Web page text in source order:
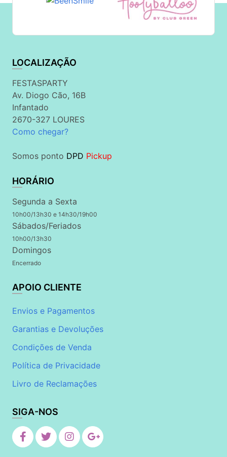
LOCALIZAÇÃO
FESTASPARTY
Av. Diogo Cão, 16B
Infantado
2670-327 LOURES
Como chegar?
Somos ponto DPD Pickup
HORÁRIO
Segunda a Sexta
10h00/13h30 e 14h30/19h00
Sábados/Feriados
10h00/13h30
Domingos
Encerrado
APOIO CLIENTE
Envios e Pagamentos
Garantias e Devoluções
Condições de Venda
Política de Privacidade
Livro de Reclamações
SIGA-NOS